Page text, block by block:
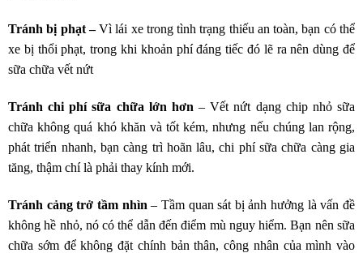
Tránh bị phạt –Vì lái xe trong tình trạng thiếu an toàn, bạn có thể
xe bị thổi phạt, trong khi khoản phí đáng tiếc đó lẽ ra nên dùng để
sữa chữa vết nứt
Tránh chi phí sữa chữa lớn hơn– Vết nứt dạng chip nhỏ sữa
chữa không quá khó khăn và tốt kém, nhưng nếu chúng lan rộng,
phát triển nhanh, bạn càng trì hoãn lâu, chi phí sữa chữa càng gia
tăng, thậm chí là phải thay kính mới.
Tránh cảng trở tầm nhìn – Tầm quan sát bị ảnh hưởng là vấn đề
không hề nhỏ, nó có thể dẫn đến điểm mù nguy hiểm. Bạn nên sữa
chữa sớm để không đặt chính bản thân, công nhân của mình vào